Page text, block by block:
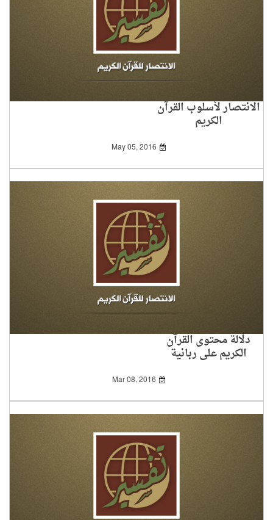
الانتصار لأسلوب القرآن
الكريم
May 05, 2016
دلالة محتوى القرآن
الكريم على ربانية
Mar 08, 2016